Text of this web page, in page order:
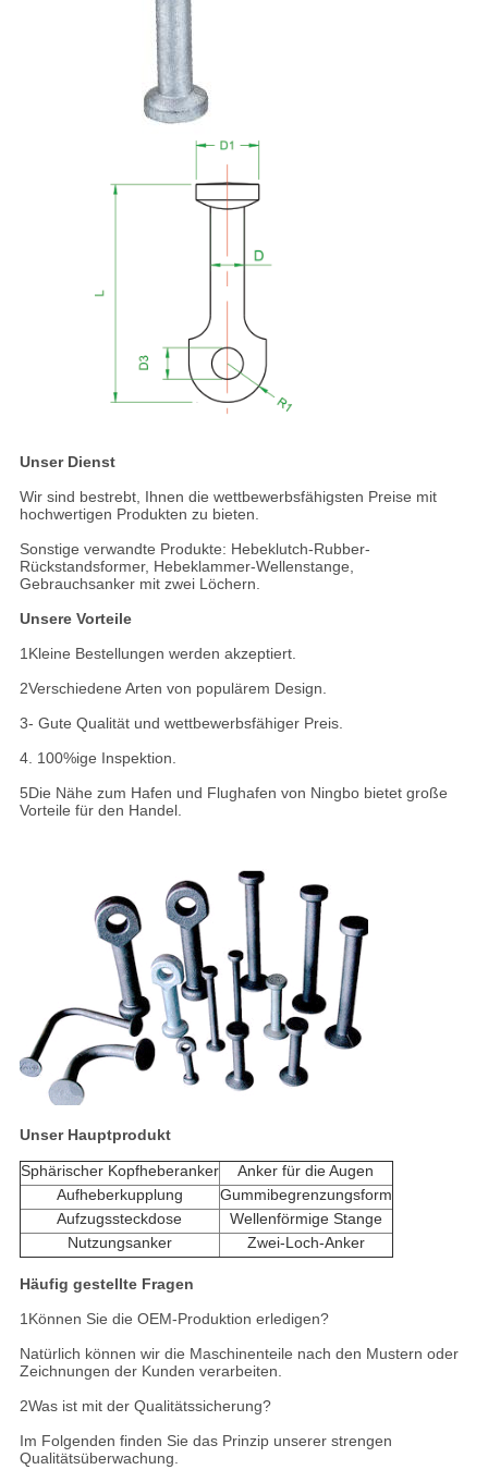
Unser Dienst
Wir sind bestrebt, Ihnen die wettbewerbsfähigsten Preise mit
hochwertigen Produkten zu bieten.
Sonstige verwandte Produkte: Hebeklutch-Rubber-
Rückstandsformer, Hebeklammer-Wellenstange,
Gebrauchsanker mit zwei Löchern.
Unsere Vorteile
1Kleine Bestellungen werden akzeptiert.
2Verschiedene Arten von populärem Design.
3- Gute Qualität und wettbewerbsfähiger Preis.
4. 100%ige Inspektion.
5Die Nähe zum Hafen und Flughafen von Ningbo bietet große
Vorteile für den Handel.
Unser Hauptprodukt
Sphärischer Kopfheberanker
Anker für die Augen
Aufheberkupplung
Gummibegrenzungsform
Aufzugssteckdose
Wellenförmige Stange
Nutzungsanker
Zwei-Loch-Anker
Häufig gestellte Fragen
1Können Sie die OEM-Produktion erledigen?
Natürlich können wir die Maschinenteile nach den Mustern oder
Zeichnungen der Kunden verarbeiten.
2Was ist mit der Qualitätssicherung?
Im Folgenden finden Sie das Prinzip unserer strengen
Qualitätsüberwachung.